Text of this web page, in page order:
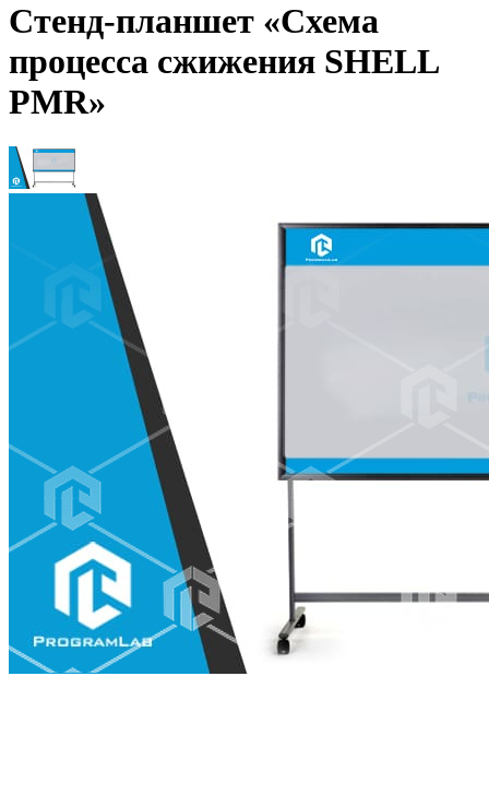
Стенд-планшет «Схема
процесса сжижения SHELL
PMR»